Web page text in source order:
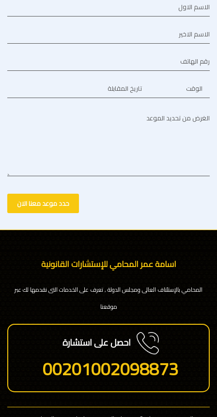
الاسم الاول
الاسم الاخير
رقم الهاتف
تاريخ المقابلة الوقت
الغرض من تحديد الموعد
حدد موعد معنا الان
اسامة عمر المحامي للإستشارات القانونية
المحامي بالإستئناف العالى ومجلس الدولة , تعرف على الخدمات التى نقدمها لك عبر
موقعنا
احصل على استشارة
00201002098873